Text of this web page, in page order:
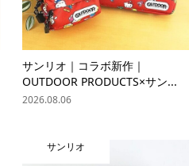
サンリオ｜コラボ新作｜
OUTDOOR PRODUCTS×サン...
2026.08.06
サンリオ